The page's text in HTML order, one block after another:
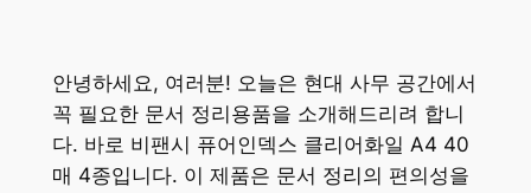
안녕하세요, 여러분! 오늘은 현대 사무 공간에서
꼭 필요한 문서 정리용품을 소개해드리려 합니
다. 바로 비팬시 퓨어인덱스 클리어화일 A4 40
매 4종입니다. 이 제품은 문서 정리의 편의성을